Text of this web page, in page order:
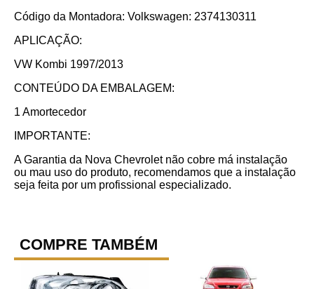
Código da Montadora: Volkswagen: 2374130311
APLICAÇÃO:
VW Kombi 1997/2013
CONTEÚDO DA EMBALAGEM:
1 Amortecedor
IMPORTANTE:
A Garantia da Nova Chevrolet não cobre má instalação
ou mau uso do produto, recomendamos que a instalação
seja feita por um profissional especializado.
COMPRE TAMBÉM